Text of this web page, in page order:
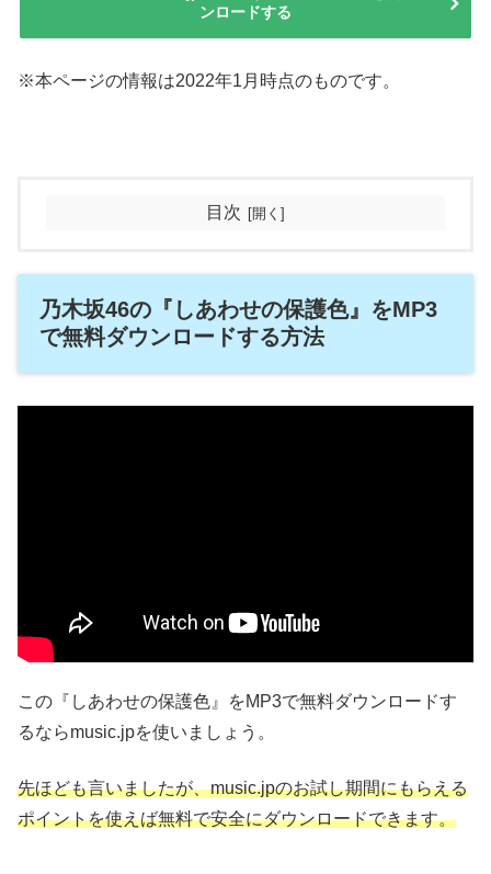
ンロードする
※本ページの情報は2022年1月時点のものです。
目次
乃木坂46の『しあわせの保護色』をMP3
で無料ダウンロードする方法
この『しあわせの保護色』をMP3で無料ダウンロードす
るならmusic.jpを使いましょう。
先ほども言いましたが、music.jpのお試し期間にもらえる
ポイントを使えば無料で安全にダウンロードできます。